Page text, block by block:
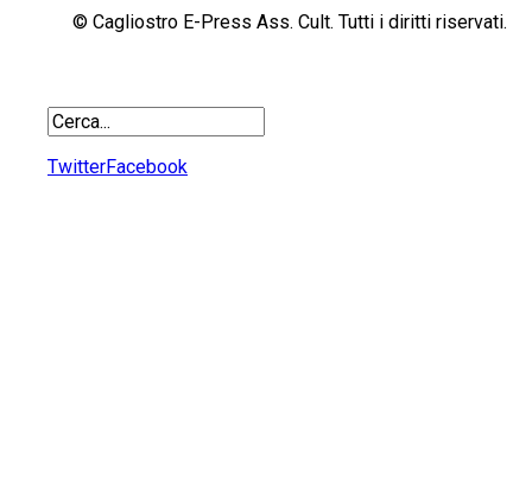
© Cagliostro E-Press Ass. Cult. Tutti i diritti riservati.
TwitterFacebook